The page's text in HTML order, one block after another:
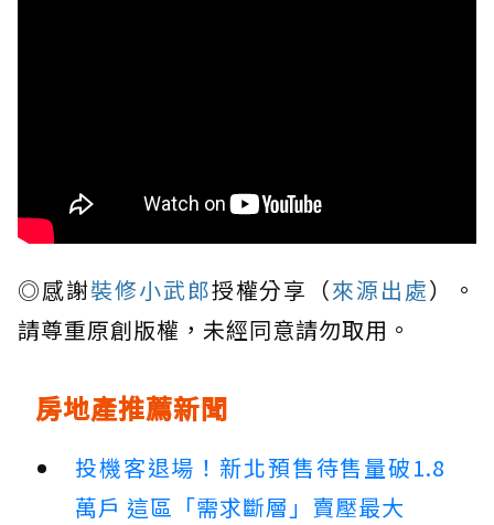
◎感謝裝修小武郎授權分享（來源出處）。
請尊重原創版權，未經同意請勿取用。
房地產推薦新聞
投機客退場！新北預售待售量破1.8
萬戶 這區「需求斷層」賣壓最大